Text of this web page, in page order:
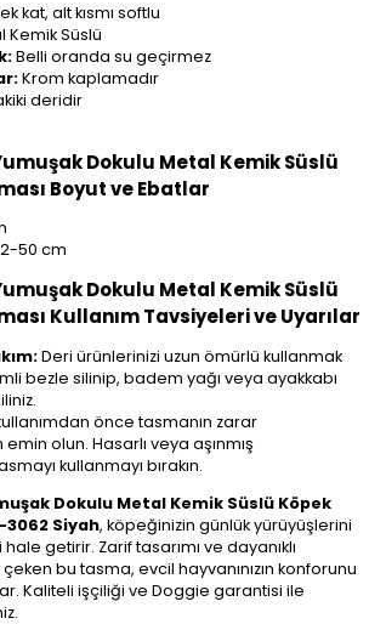
kat, alt kısmı softlu
Kemik Süslü
Belli oranda su geçirmez
Krom kaplamadır
deridir
Dokulu Metal Kemik Süslü
Boyut ve Ebatlar
50 cm
Dokulu Metal Kemik Süslü
Kullanım Tavsiyeleri ve Uyarılar
Deri ürünlerinizi uzun ömürlü kullanmak
bezle silinip, badem yağı veya ayakkabı
önce tasmanın zarar
olun. Hasarlı veya aşınmış
kullanmayı bırakın.
Dokulu Metal Kemik Süslü Köpek
3062 Siyah, köpeğinizin günlük yürüyüşlerini
getirir. Zarif tasarımı ve dayanıklı
bu tasma, evcil hayvanınızın konforunu
Kaliteli işçiliği ve Doggie garantisi ile